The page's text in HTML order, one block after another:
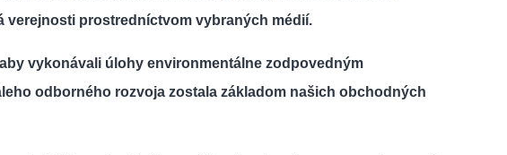
prostredníctvom vybraných médií.
vykonávali úlohy environmentálne zodpovedným
odborného rozvoja zostala základom našich obchodných